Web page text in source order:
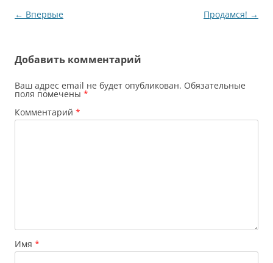
…
Навигация
← Впервые Продамся! →
Добавить комментарий
Ваш адрес email не будет опубликован. Обязательные
поля помечены *
Комментарий *
Имя *